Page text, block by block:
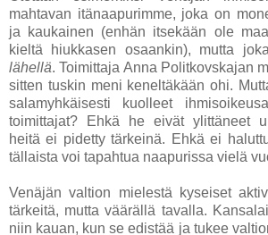
mahtavan itänaapurimme, joka on
ja kaukainen (enhän itsekään ole
kieltä hiukkasen osaankin), mutta
lähellä. Toimittaja Anna Politkovskajan
sitten tuskin meni keneltäkään ohi.
salamyhkäisesti kuolleet
toimittajat? Ehkä he eivät ylittäneet
heitä ei pidetty tärkeinä. Ehkä ei
tällaista voi tapahtua naapurissa vielä
Venäjän valtion mielestä kyseiset
tärkeitä, mutta väärällä tavalla.
niin kauan, kun se edistää ja tukee